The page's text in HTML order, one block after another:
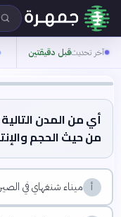
آخر تحديثقبل دقيقتين
أي من المدن
من حيث الحجم
أ ميناء شنغهاي في